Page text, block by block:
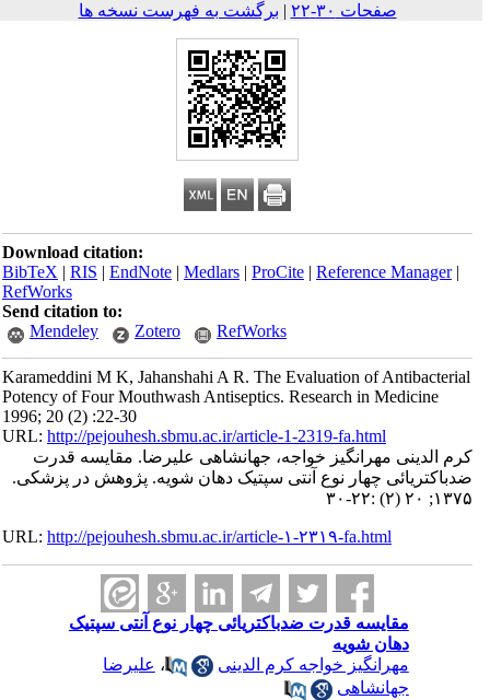
صفحات ۳۰-۲۲
|برگشت به فهرست نسخه ها
Download citation:
BibTeX|RIS|EndNote|Medlars|ProCite|Reference Manager
RefWorks
Send citation to:
Mendeley
Zotero RefWorks
Karameddini M K, Jahanshahi A R. The Evaluation of Antibacterial
Potency of Four Mouthwash Antiseptics. Research in Medicine
1996; 20 (2) :22-30
URL:http://pejouhesh.sbmu.ac.ir/article-1-2319-fa.html
کرم الدینی مهرانگیز خواجه، جهانشاهی علیرضا. مقایسه قدرت
ضدباکتریائی چهار نوع آنتی سپتیک دهان شویه. پژوهش در پزشکی.
۱۳۷۵; ۲۰ (۲) :۲۲-۳۰
URL:http://pejouhesh.sbmu.ac.ir/article-۱-۲۳۱۹-fa.html
مقایسه قدرت ضدباکتریائی چهار نوع آنتی سپتیک
دهان شویه
مهرانگیز خواجه کرم الدینی
،علیرضا
جهانشاهی